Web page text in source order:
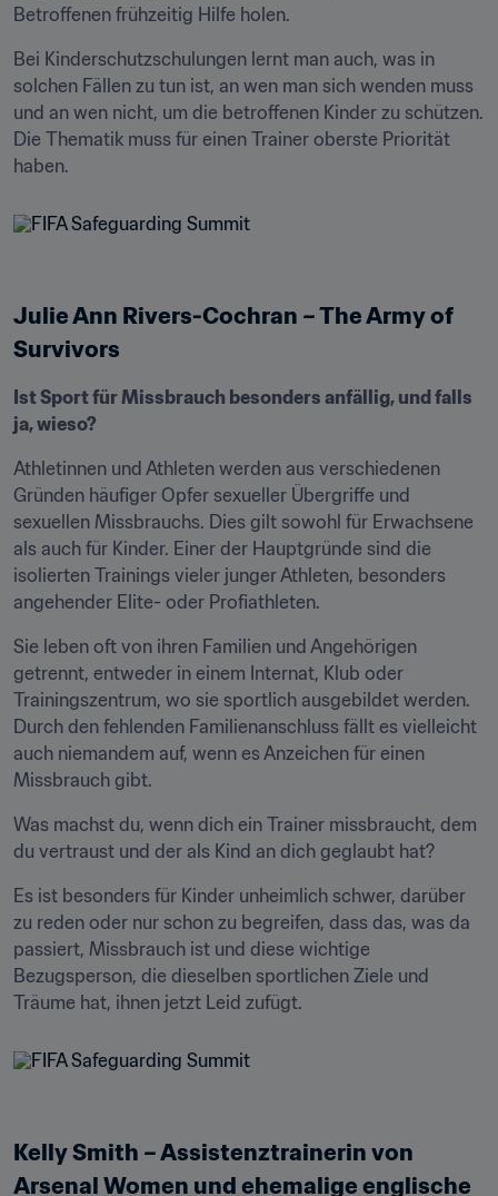
Betroffenen frühzeitig Hilfe holen.
Bei Kinderschutzschulungen lernt man auch, was in
solchen Fällen zu tun ist, an wen man sich wenden muss
und an wen nicht, um die betroffenen Kinder zu schützen.
Die Thematik muss für einen Trainer oberste Priorität
haben.
Julie Ann Rivers-Cochran – The Army of
Survivors
Ist Sport für Missbrauch besonders anfällig, und falls
ja, wieso?
Athletinnen und Athleten werden aus verschiedenen
Gründen häufiger Opfer sexueller Übergriffe und
sexuellen Missbrauchs. Dies gilt sowohl für Erwachsene
als auch für Kinder. Einer der Hauptgründe sind die
isolierten Trainings vieler junger Athleten, besonders
angehender Elite- oder Profiathleten.
Sie leben oft von ihren Familien und Angehörigen
getrennt, entweder in einem Internat, Klub oder
Trainingszentrum, wo sie sportlich ausgebildet werden.
Durch den fehlenden Familienanschluss fällt es vielleicht
auch niemandem auf, wenn es Anzeichen für einen
Missbrauch gibt.
Was machst du, wenn dich ein Trainer missbraucht, dem
du vertraust und der als Kind an dich geglaubt hat?
Es ist besonders für Kinder unheimlich schwer, darüber
zu reden oder nur schon zu begreifen, dass das, was da
passiert, Missbrauch ist und diese wichtige
Bezugsperson, die dieselben sportlichen Ziele und
Träume hat, ihnen jetzt Leid zufügt.
Kelly Smith – Assistenztrainerin von
Arsenal Women und ehemalige englische